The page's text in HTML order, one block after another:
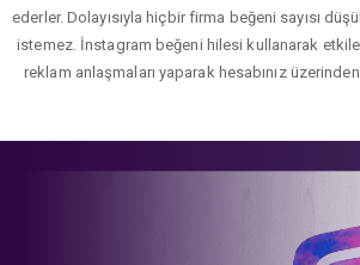
ederler. Dolayısıyla hiçbir firma beğeni sayısı
istemez. İnstagram beğeni hilesi kullanarak
reklam anlaşmaları yaparak hesabınız